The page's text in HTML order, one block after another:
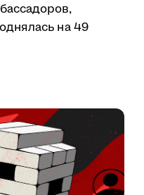
на 49